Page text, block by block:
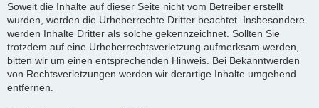
Soweit die Inhalte auf dieser Seite nicht vom Betreiber erstellt
wurden, werden die Urheberrechte Dritter beachtet. Insbesondere
werden Inhalte Dritter als solche gekennzeichnet. Sollten Sie
trotzdem auf eine Urheberrechtsverletzung aufmerksam werden,
bitten wir um einen entsprechenden Hinweis. Bei Bekanntwerden
von Rechtsverletzungen werden wir derartige Inhalte umgehend
entfernen.